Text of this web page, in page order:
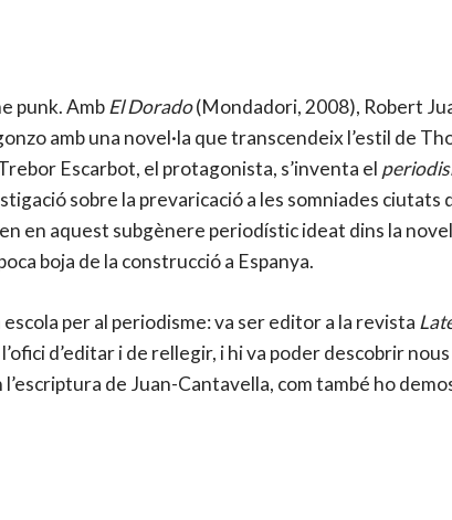
punk. AmbEl Dorado(Mondadori, 2008), Robert
amb una novel·la que transcendeix l’estil de
Escarbot, el protagonista, s’inventa el
sobre la prevaricació a les somniades ciutats
en aquest subgènere periodístic ideat dins la
boja de la construcció a Espanya.
per al periodisme: va ser editor a la revista
d’editar i de rellegir, i hi va poder descobrir
de Juan-Cantavella, com també ho